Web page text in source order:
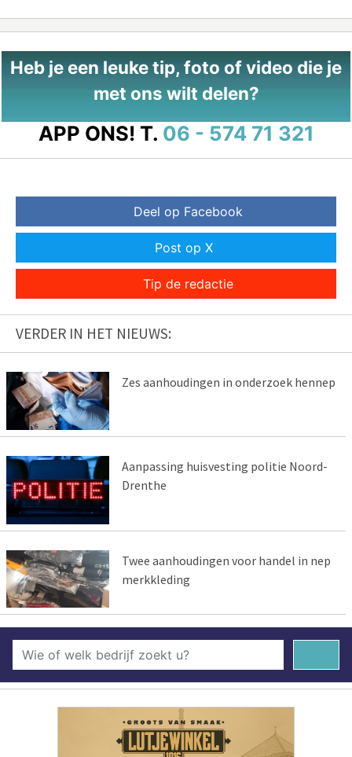
Heb je een leuke tip, foto of video die je
met ons wilt delen?
APP ONS! T. 06 - 574 71 321
Deel op Facebook
Post op X
Tip de redactie
VERDER IN HET NIEUWS:
Zes aanhoudingen in onderzoek hennep
Aanpassing huisvesting politie Noord-
Drenthe
Twee aanhoudingen voor handel in nep
merkkleding